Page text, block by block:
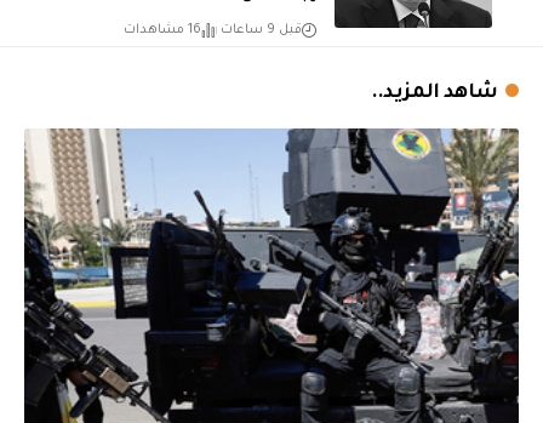
قبل 9 ساعات 16 مشاهدات
شاهد المزيد..